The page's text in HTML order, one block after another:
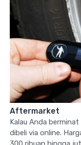
Aftermarket
Kalau Anda
dibeli via online.